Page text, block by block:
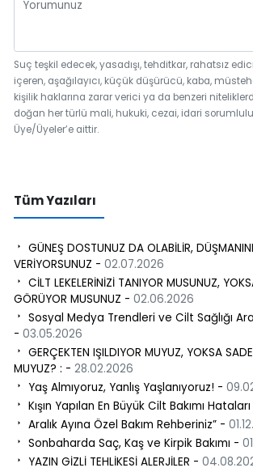
Suç teşkil edecek, yasadışı, tehditkar, rahatsız
içeren, aşağılayıcı, küçük düşürücü, kaba,
kişilik haklarına zarar verici ya da benzeri
doğan her türlü mali, hukuki, cezai, idari
Üye/Üyeler’e aittir.
Tüm Yazıları
GÜNEŞ DOSTUNUZ DA OLABİLİR,
VERİYORSUNUZ - 02.07.2026
CİLT LEKELERİNİZİ TANIYOR MUSUNUZ,
GÖRÜYOR MUSUNUZ - 02.06.2026
Sosyal Medya Trendleri ve Cilt Sağlığı
- 03.05.2026
GERÇEKTEN IŞILDIYOR MUYUZ, YOKSA
MUYUZ? : - 28.02.2026
Yaş Almıyoruz, Yanlış Yaşlanıyoruz! -
Kışın Yapılan En Büyük Cilt Bakımı
Aralık Ayına Özel Bakım Rehberiniz” -
Sonbaharda Saç, Kaş ve Kirpik Bakımı -
YAZIN GİZLİ TEHLİKESİ ALERJİLER -